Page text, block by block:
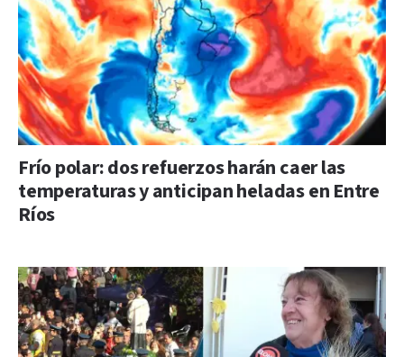
Frío polar: dos refuerzos harán caer las
temperaturas y anticipan heladas en Entre
Ríos